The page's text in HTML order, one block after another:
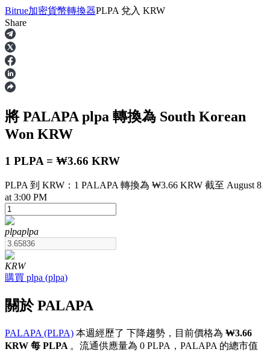
合約
USDT永續
多種以USDT結算的永續合約
幣本位永續
Bitrue加密貨幣轉換器PLPA 兌入 KRW
Share
將 PALAPA plpa 轉換為 South Korean
Won KRW
1 PLPA = ₩3.66 KRW
PLPA 到 KRW：1 PALAPA 轉換為 ₩3.66 KRW 截至 August 8
at 3:00 PM
plpaplpa
KRW
購買 plpa (plpa)
關於 PALAPA
PALAPA (PLPA) 本週經歷了 下降趨勢，目前價格為 ₩3.66
KRW 每 PLPA 。流通供應量為 0 PLPA，PALAPA 的總市值